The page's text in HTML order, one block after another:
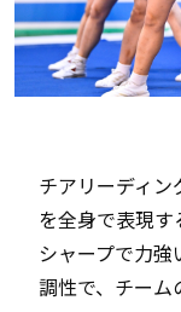
チアリーディ
を全身で表現す
シャープで力
調性で、チーム